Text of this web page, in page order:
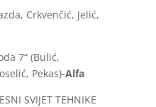
Crkvenčić, Jelić,
7“ (Bulić,
Pekas)-Alfa
SVIJET TEHNIKE